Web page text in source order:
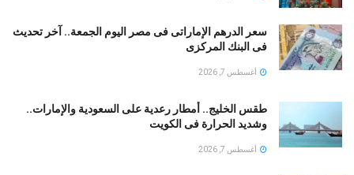
سعر الدرهم الإماراتى فى مصر اليوم الجمعة.. آخر تحديث
فى البنك المركزى
أغسطس 7, 2026
طقس الخليج.. أمطار رعدية على السعودية والإمارات..
وشديد الحرارة فى الكويت
أغسطس 7, 2026